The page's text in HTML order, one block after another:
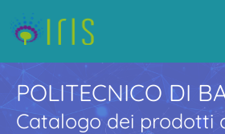
POLITECNICO DI
Catalogo dei prodotti